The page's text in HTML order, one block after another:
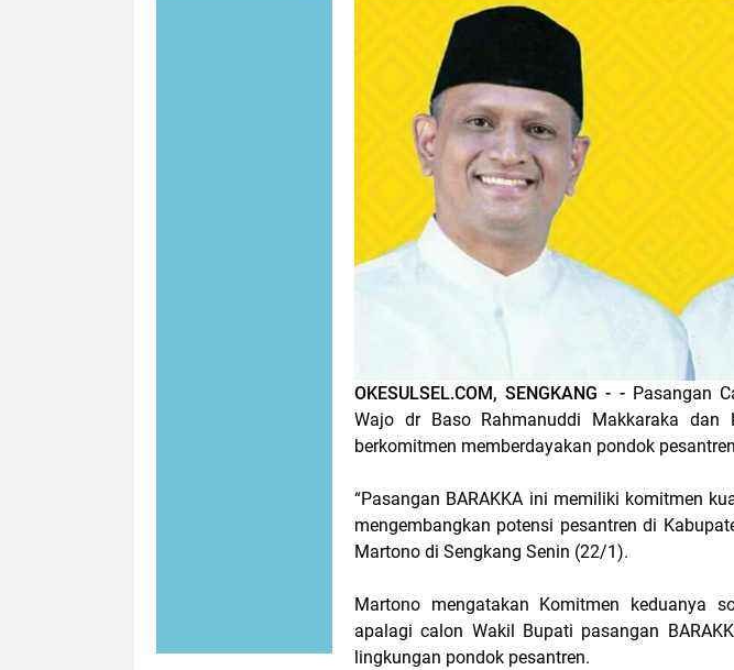
OKESULSEL.COM, SENGKANG - - Pasangan
Wajo dr Baso Rahmanuddi Makkaraka dan
berkomitmen memberdayakan pondok
“Pasangan BARAKKA ini memiliki komitmen
mengembangkan potensi pesantren di
Martono di Sengkang Senin (22/1).
Martono mengatakan Komitmen keduanya
apalagi calon Wakil Bupati pasangan
lingkungan pondok pesantren.